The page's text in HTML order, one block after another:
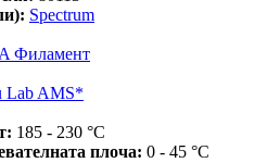
Spectrum
Филамент
Lab AMS*
185 - 230 °C
плоча: 0 - 45 °C